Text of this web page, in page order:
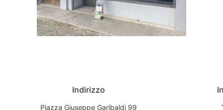
Indirizzo
Piazza Giuseppe Garibaldi 99